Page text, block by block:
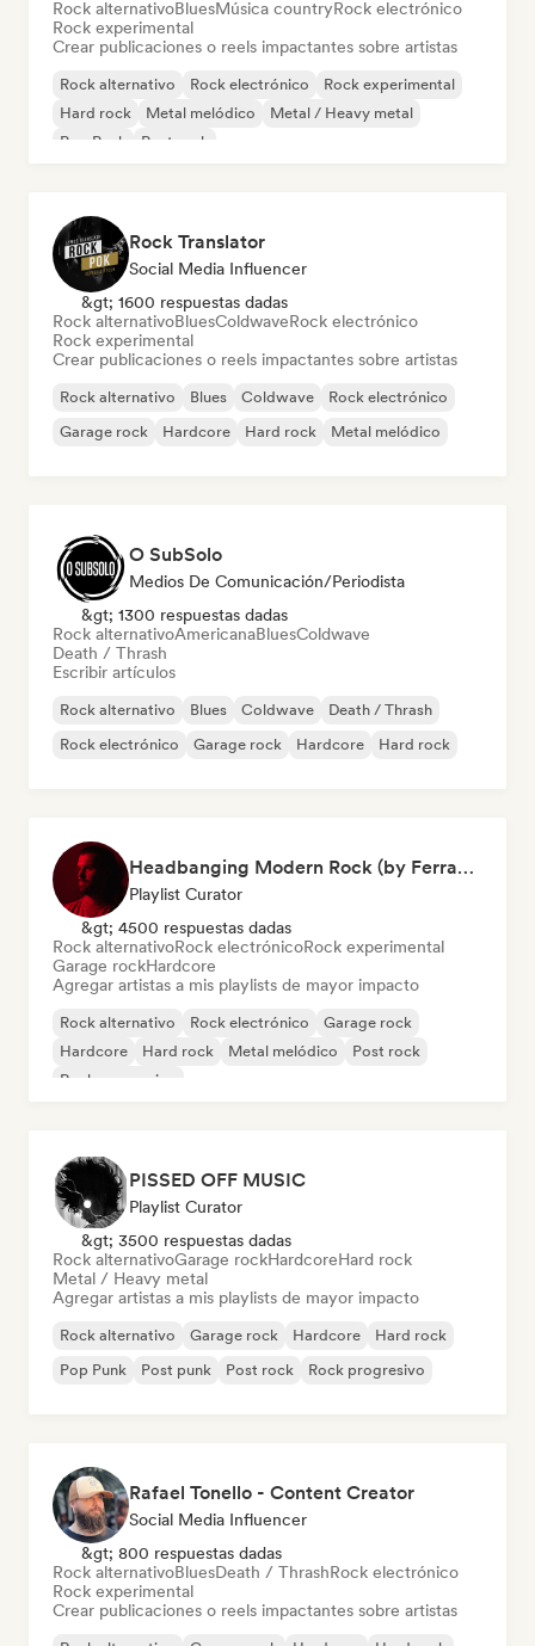
Rock alternativoBluesMúsica countryRock electrónico
Rock experimental
Crear publicaciones o reels impactantes sobre artistas
Rock alternativo Rock electrónico
Rock experimental
Hard rock
Metal melódico
Metal / Heavy metal
Pop Punk
Post rock
Rock Translator
Social Media Influencer
&gt; 1600 respuestas dadas
Rock alternativoBluesColdwaveRock electrónico
Rock experimental
Crear publicaciones o reels impactantes sobre artistas
Rock alternativo Blues Coldwave
Rock electrónico
Garage rock
Hardcore Hard rock Metal melódico
O SubSolo
Medios De Comunicación/Periodista
&gt; 1300 respuestas dadas
Rock alternativoAmericanaBluesColdwave
Death / Thrash
Escribir artículos
Rock alternativo Blues Coldwave
Death / Thrash
Rock electrónico
Garage rock Hardcore Hard rock
Headbanging Modern Rock (by Ferran Alemany Roig)
Playlist Curator
&gt; 4500 respuestas dadas
Rock alternativoRock electrónicoRock experimental
Garage rockHardcore
Agregar artistas a mis playlists de mayor impacto
Rock alternativo Rock electrónico
Garage rock
Hardcore
Hard rock Metal melódico
Post rock
Rock progresivo
PISSED OFF MUSIC
Playlist Curator
&gt; 3500 respuestas dadas
Rock alternativoGarage rockHardcoreHard rock
Metal / Heavy metal
Agregar artistas a mis playlists de mayor impacto
Rock alternativo Garage rock Hardcore
Hard rock
Pop Punk
Post punk Post rock Rock progresivo
Rafael Tonello - Content Creator
Social Media Influencer
&gt; 800 respuestas dadas
Rock alternativoBluesDeath / ThrashRock electrónico
Rock experimental
Crear publicaciones o reels impactantes sobre artistas